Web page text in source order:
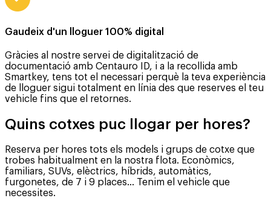
Gaudeix d'un lloguer 100% digital
Gràcies al nostre servei de digitalització de
documentació amb Centauro ID, i a la recollida amb
Smartkey, tens tot el necessari perquè la teva experiència
de lloguer sigui totalment en línia des que reserves el teu
vehicle fins que el retornes.
Quins cotxes puc llogar per hores?
Reserva per hores tots els models i grups de cotxe que
trobes habitualment en la nostra flota. Econòmics,
familiars, SUVs, elèctrics, híbrids, automàtics,
furgonetes, de 7 i 9 places... Tenim el vehicle que
necessites.